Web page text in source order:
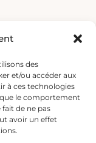
des
et/ou accéder aux
à ces technologies
le comportement
de ne pas
avoir un effet
propose des récits
pour planifier vos
ou à deux pas de chez